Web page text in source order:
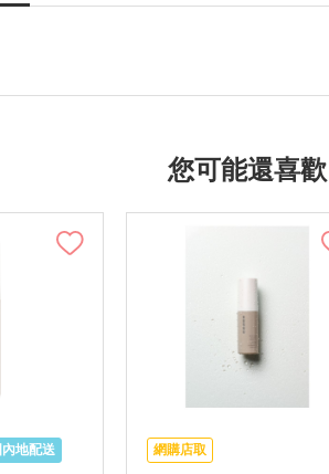
您可能還喜歡
地配送 網購店取